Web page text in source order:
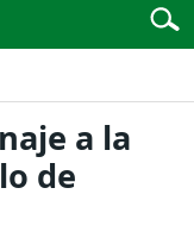
a la
de